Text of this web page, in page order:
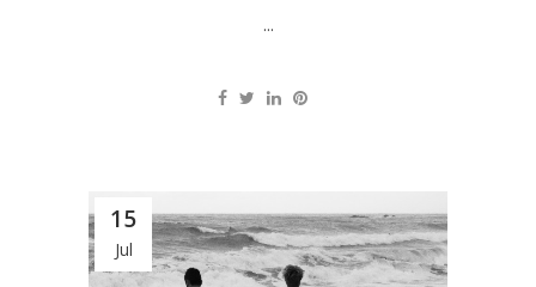
...
15
Jul